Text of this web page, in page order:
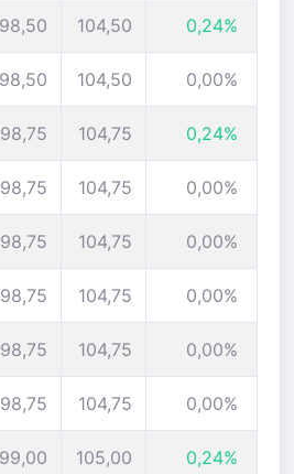
98,50 104,50 0,24%
98,50 104,50 0,00%
98,75 104,75 0,24%
98,75 104,75 0,00%
98,75 104,75 0,00%
98,75 104,75 0,00%
98,75 104,75 0,00%
98,75 104,75 0,00%
99,00 105,00 0,24%